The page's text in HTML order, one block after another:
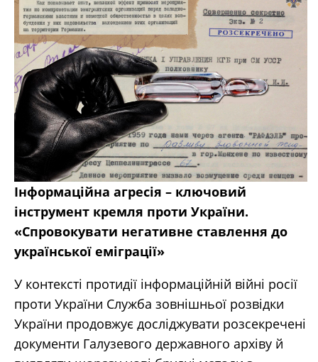
Інформаційна агресія – ключовий
інструмент кремля проти України.
«Спровокувати негативне ставлення до
української еміграції»
У контексті протидії інформаційній війні росії
проти України Служба зовнішньої розвідки
України продовжує досліджувати розсекречені
документи Галузевого державного архіву й